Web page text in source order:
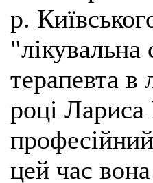
р.
терапевта в
році Лариса
цей час